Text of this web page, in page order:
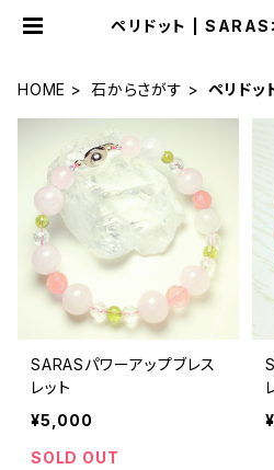
ペリドット | SARAS
HOME 石からさがす ペリドッ
SARASパワーアップブレス
レット
¥5,000
SOLD OUT